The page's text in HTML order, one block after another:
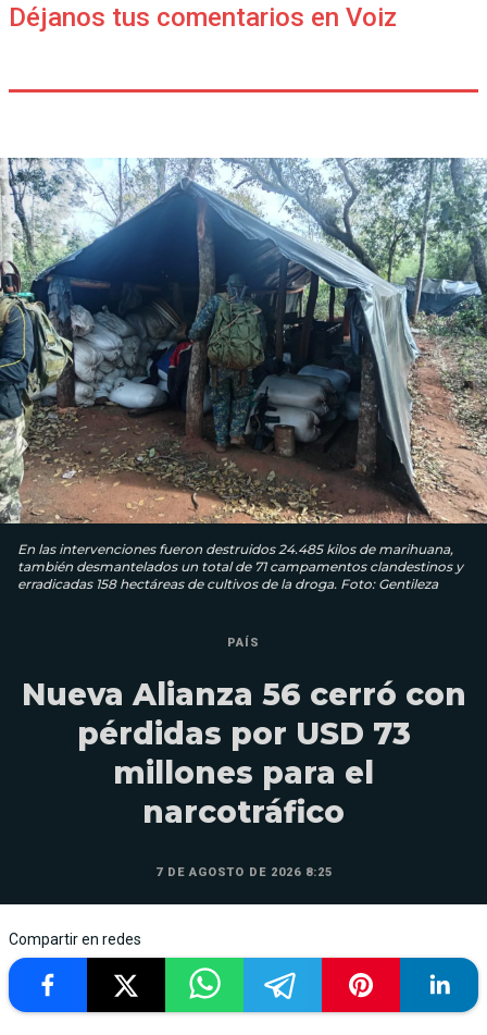
Déjanos tus comentarios en Voiz
En las intervenciones fueron destruidos 24.485 kilos de marihuana,
también desmantelados un total de 71 campamentos clandestinos y
erradicadas 158 hectáreas de cultivos de la droga. Foto: Gentileza
PAÍS
Nueva Alianza 56 cerró con
pérdidas por USD 73
millones para el
narcotráfico
7 DE AGOSTO DE 2026 8:25
Compartir en redes